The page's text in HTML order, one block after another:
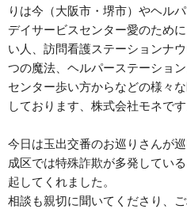
りは今（大阪市・堺市）やヘル
デイサービスセンター愛のため
い人、訪問看護ステーションナ
つの魔法、ヘルパーステーショ
センター歩い方からなどの様々
しております、株式会社モネで
今日は玉出交番のお巡りさんが
成区では特殊詐欺が多発してい
起してくれました。
相談も親切に聞いてくださり、